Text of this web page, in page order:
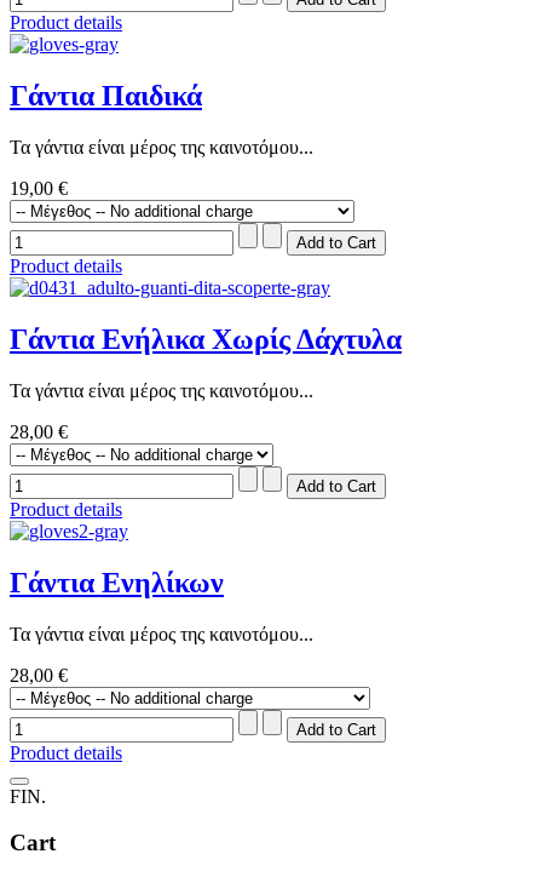
Product details
Γάντια Παιδικά
Τα γάντια είναι μέρος της καινοτόμου...
19,00 €
Product details
Γάντια Ενήλικα Χωρίς Δάχτυλα
Τα γάντια είναι μέρος της καινοτόμου...
28,00 €
Product details
Γάντια Ενηλίκων
Τα γάντια είναι μέρος της καινοτόμου...
28,00 €
Product details
FIN.
Cart